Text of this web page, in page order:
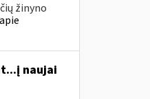
žinyno
naujai